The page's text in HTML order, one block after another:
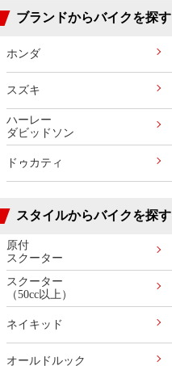
ブランドからバイクを探す
ホンダ
スズキ
ハーレー
ダビッドソン
ドゥカティ
スタイルからバイクを探す
原付
スクーター
スクーター
（50cc以上）
ネイキッド
オールドルック